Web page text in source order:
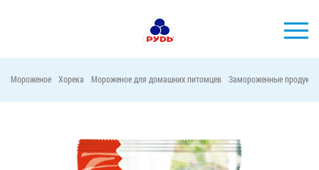
КОМПАНИЯ
Мороженое Хорека Мороженое для домашних питомцев Замороженные продукты